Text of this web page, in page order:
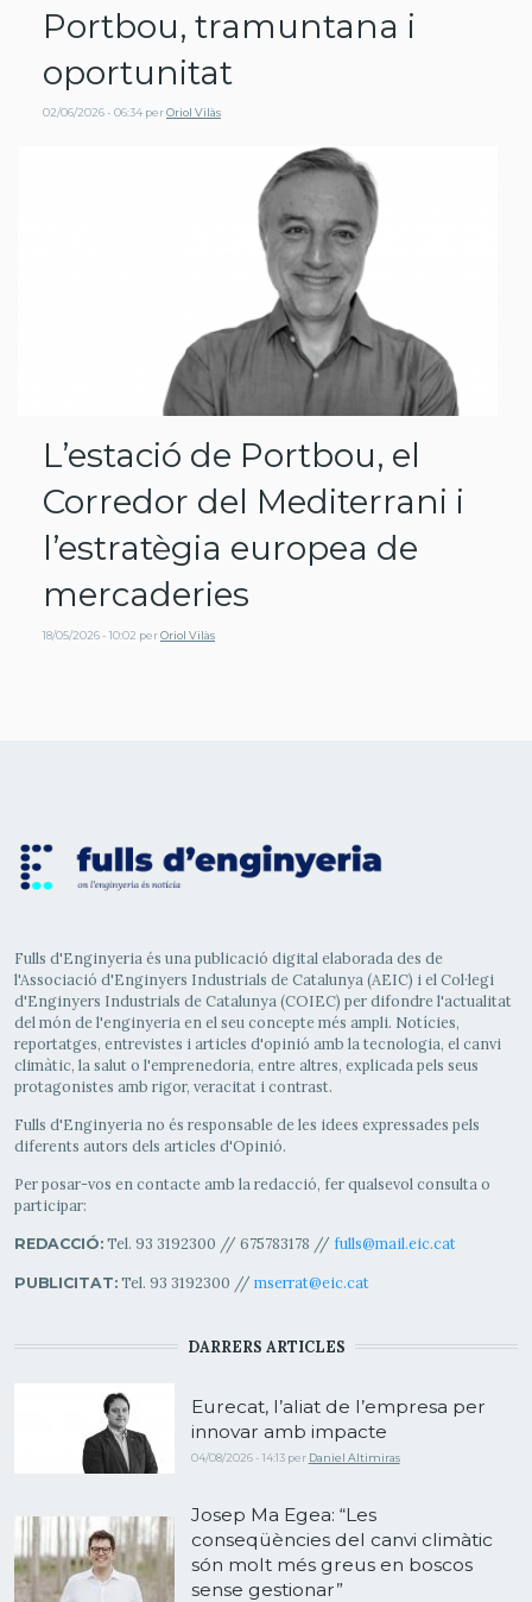
Portbou, tramuntana i
oportunitat
02/06/2026 - 06:34 perOriol Vilàs
L’estació de Portbou, el
Corredor del Mediterrani i
l’estratègia europea de
mercaderies
18/05/2026 - 10:02 perOriol Vilàs
Fulls d'Enginyeria és una publicació digital elaborada des de
l'Associació d'Enginyers Industrials de Catalunya (AEIC) i el Col·legi
d'Enginyers Industrials de Catalunya (COIEC) per difondre l'actualitat
del món de l'enginyeria en el seu concepte més ampli. Notícies,
reportatges, entrevistes i articles d'opinió amb la tecnologia, el canvi
climàtic, la salut o l'emprenedoria, entre altres, explicada pels seus
protagonistes amb rigor, veracitat i contrast.
Fulls d'Enginyeria no és responsable de les idees expressades pels
diferents autors dels articles d'Opinió.
Per posar-vos en contacte amb la redacció, fer qualsevol consulta o
participar:
REDACCIÓ:Tel. 93 3192300 // 675783178 // fulls@mail.eic.cat
PUBLICITAT:Tel. 93 3192300 // mserrat@eic.cat
DARRERS ARTICLES
Eurecat, l’aliat de l’empresa per
innovar amb impacte
04/08/2026 - 14:13 per Daniel Altimiras
Josep Ma Egea: “Les
conseqüències del canvi climàtic
són molt més greus en boscos
sense gestionar”